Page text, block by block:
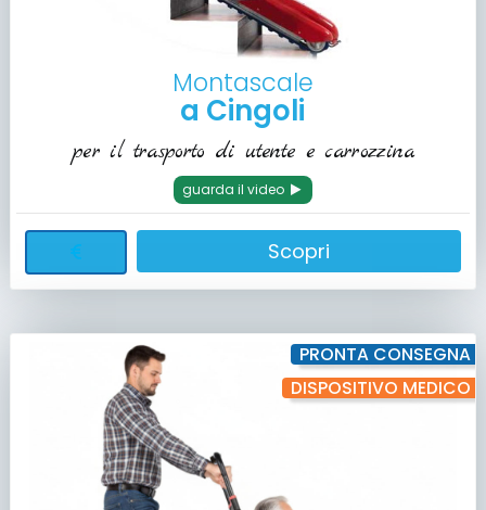
Montascale
a Cingoli
per il trasporto di utente e carrozzina
guarda il video
Scopri
PRONTA CONSEGNA
DISPOSITIVO MEDICO